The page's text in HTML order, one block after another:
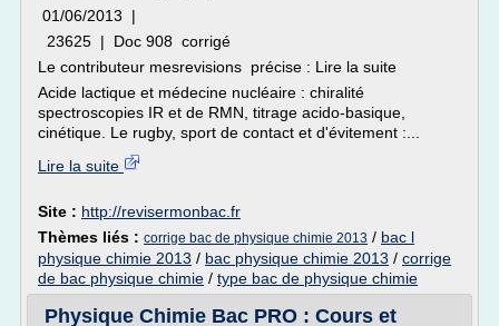
01/06/2013 |
23625 | Doc 908 corrigé
Le contributeur mesrevisions précise : Lire la suite
Acide lactique et médecine nucléaire : chiralité
spectroscopies IR et de RMN, titrage acido-basique,
cinétique. Le rugby, sport de contact et d'évitement :...
Lire la suite
Site : http://revisermonbac.fr
Thèmes liés : corrige bac de physique chimie 2013 / bac l
physique chimie 2013 / bac physique chimie 2013 / corrige
de bac physique chimie / type bac de physique chimie
Physique Chimie Bac PRO : Cours et